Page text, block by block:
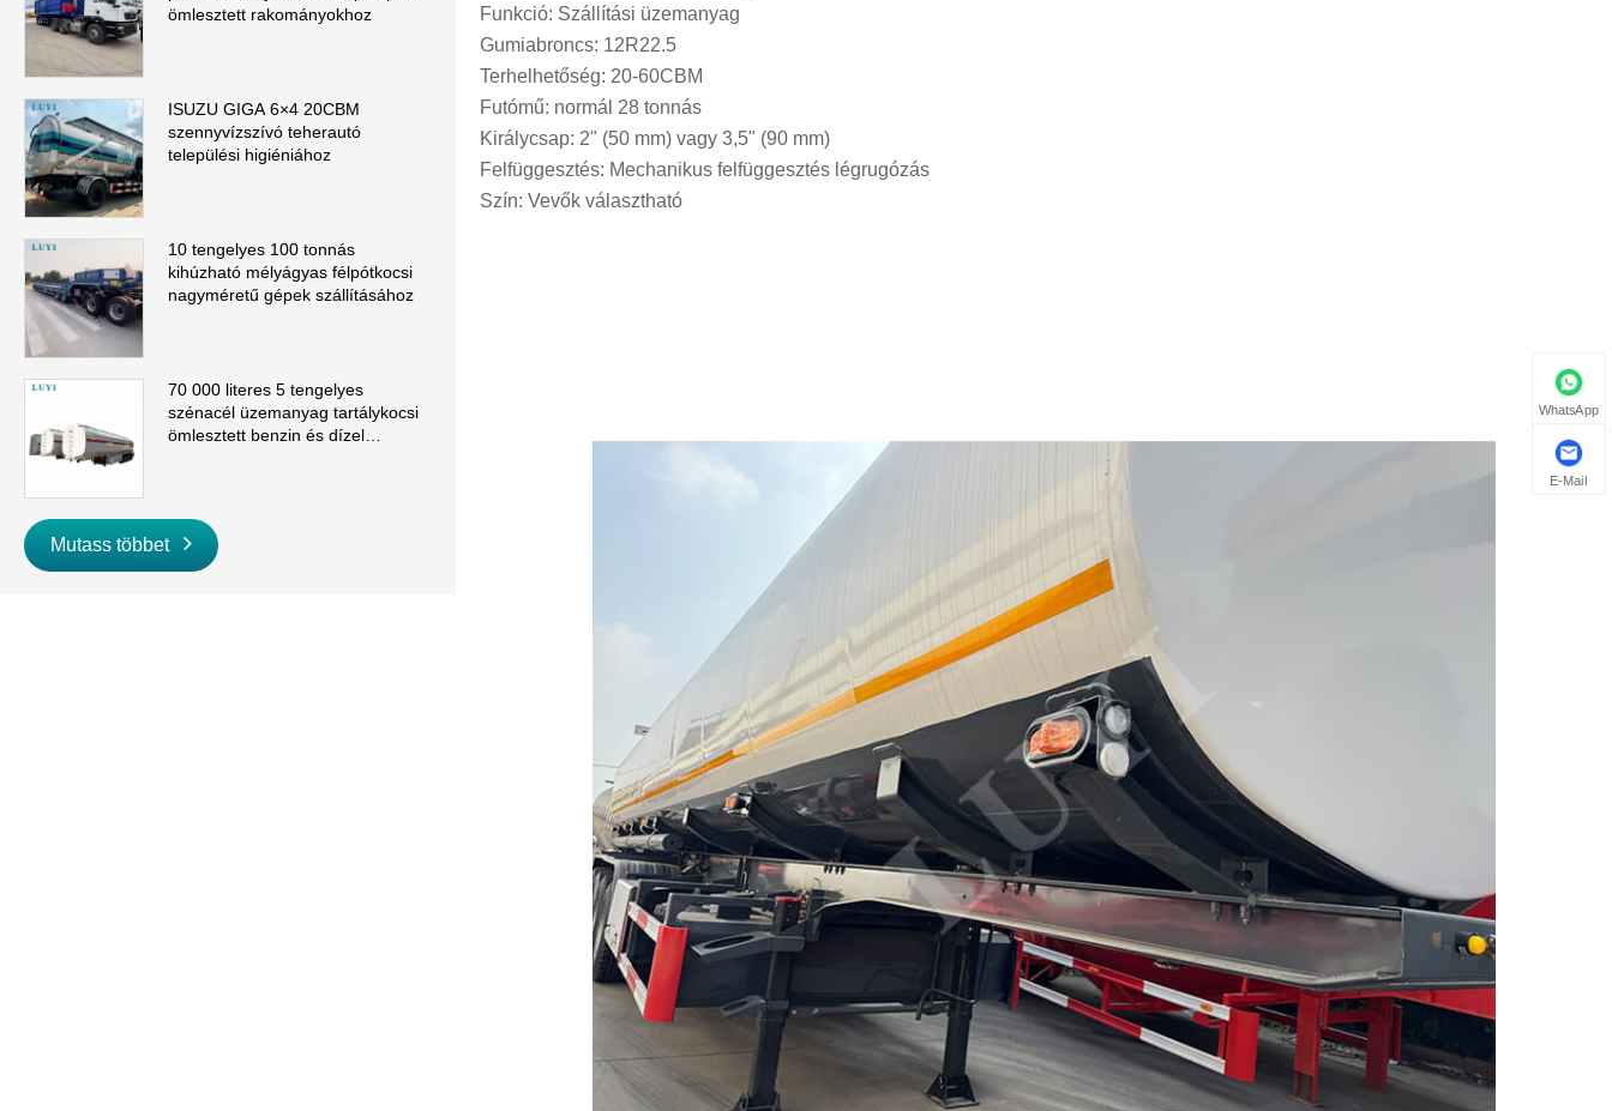
ömlesztett rakományokhoz
ISUZU GIGA 6×4 20CBM
szennyvízszívó teherautó
települési higiéniához
10 tengelyes 100 tonnás
kihúzható mélyágyas félpótkocsi
nagyméretű gépek szállításához
70 000 literes 5 tengelyes
szénacél üzemanyag tartálykocsi
ömlesztett benzin és dízel
Mutass többet
Funkció: Szállítási üzemanyag
Gumiabroncs: 12R22.5
Terhelhetőség: 20-60CBM
Futómű: normál 28 tonnás
Királycsap: 2" (50 mm) vagy 3,5" (90 mm)
Felfüggesztés: Mechanikus felfüggesztés légrugózás
Szín: Vevők választható
WhatsApp
E-Mail